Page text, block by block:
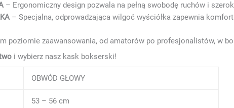
– Ergonomiczny design pozwala na pełną swobodę ruchów i
– Specjalna, odprowadzająca wilgoć wyściółka zapewnia
poziomie zaawansowania, od amatorów po profesjonalistów, w
i wybierz nasz kask bokserski!
OBWÓD GŁOWY
53 – 56 cm